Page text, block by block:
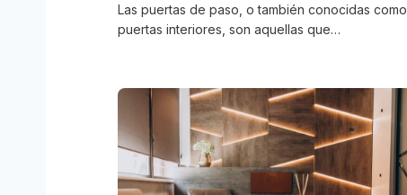
Las puertas de paso, o también conocidas como
puertas interiores, son aquellas que…